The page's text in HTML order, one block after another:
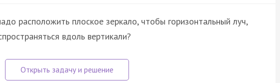
расположить плоское зеркало, чтобы горизонтальный луч,
вдоль вертикали?